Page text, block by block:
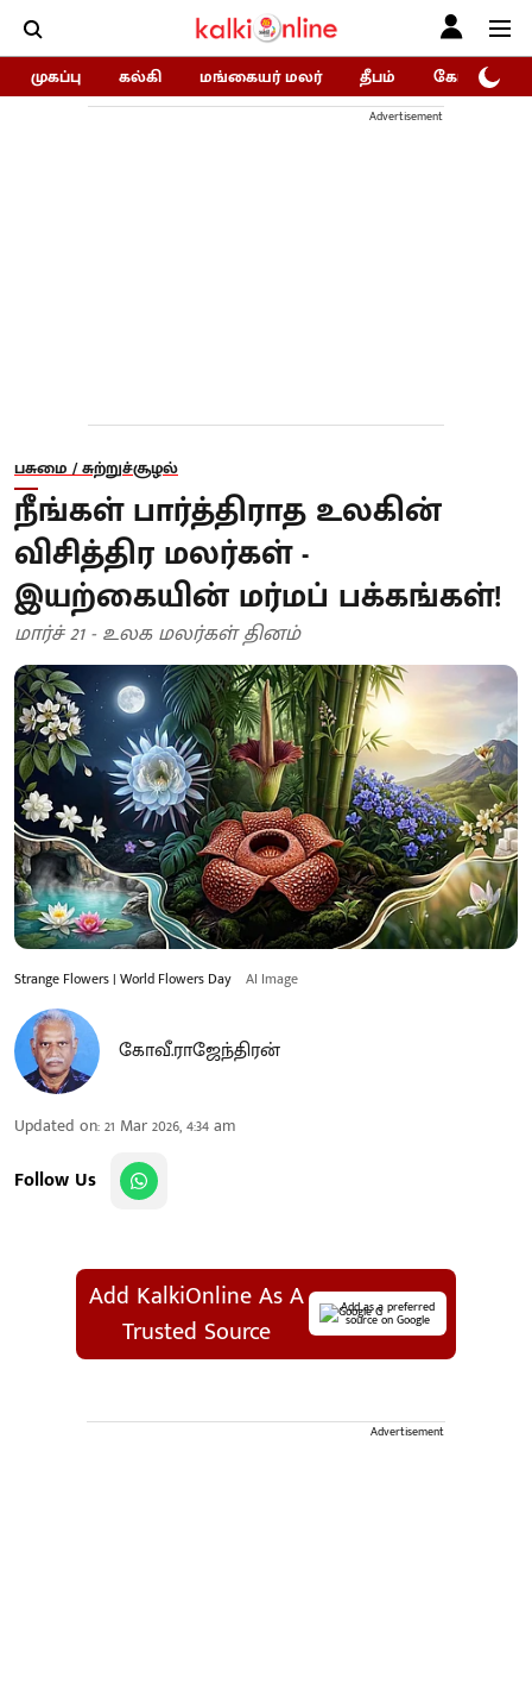
முகப்பு கல்கி மங்கையர் மலர் தீபம் கோகுலம்/
Advertisement
பசுமை / சுற்றுச்சூழல்
நீங்கள் பார்த்திராத உலகின்
விசித்திர மலர்கள் -
இயற்கையின் மர்மப் பக்கங்கள்!
மார்ச் 21 - உலக மலர்கள் தினம்
Strange Flowers | World Flowers Day AI Image
கோவீ.ராஜேந்திரன்
Updated on:21 Mar 2026, 4:34 am
Follow Us
Add KalkiOnline As A
Trusted Source
Add as a preferred
source on Google
Advertisement